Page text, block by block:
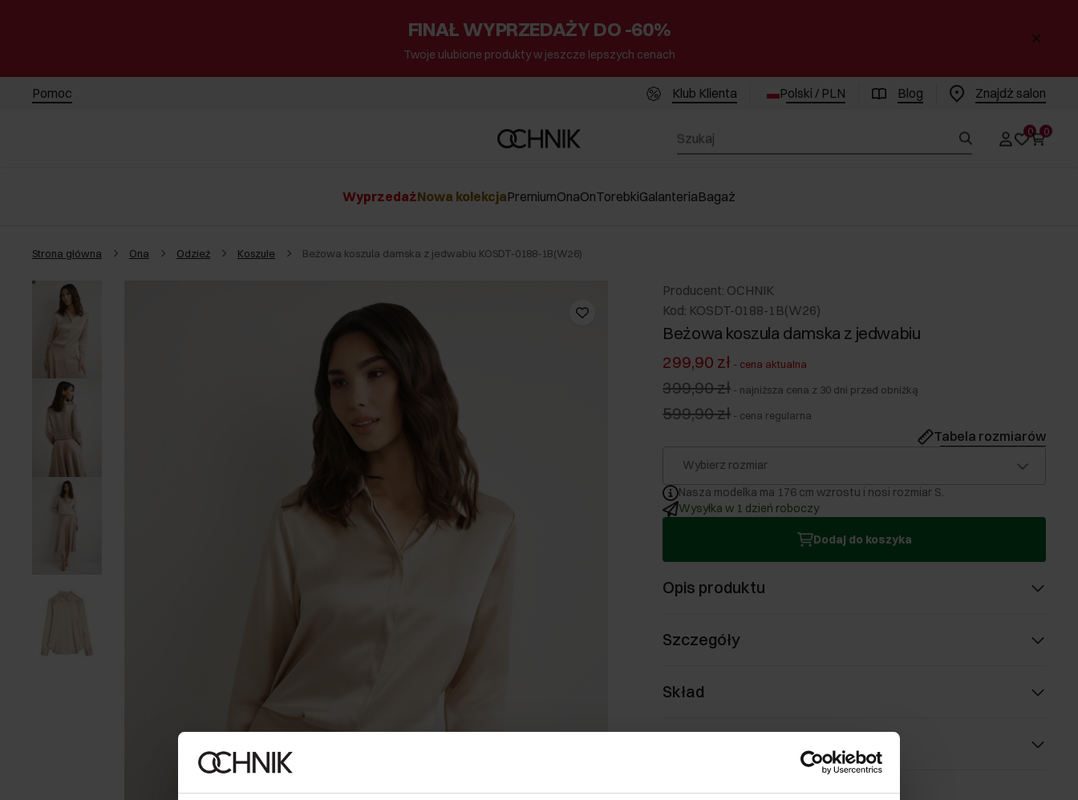
FINAŁ WYPRZEDAŻY DO -60%
Twoje ulubione produkty w jeszcze lepszych cenach
Pomoc Klub Klienta Polski / PLN Blog Znajdż salon
0 0
WyprzedażNowa kolekcjaPremiumOnaOnTorebkiGalanteriaBagaż
Strona główna Ona Odzież Koszule Beżowa koszula damska z jedwabiu KOSDT-0188-1B(W26)
Producent: OCHNIK
Kod: KOSDT-0188-1B(W26)
Beżowa koszula damska z jedwabiu
299,90 zł - cena aktualna
399,90 zł - najniższa cena z 30 dni przed obniżką
599,90 zł - cena regularna
Tabela rozmiarów
Wybierz rozmiar
Nasza modelka ma 176 cm wzrostu i nosi rozmiar S.
Wysyłka w 1 dzień roboczy
Dodaj do koszyka
Opis produktu
Szczegóły
Skład